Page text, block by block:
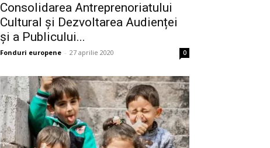
Consolidarea Antreprenoriatului
Cultural și Dezvoltarea Audienței
și a Publicului...
Fonduri europene - 27 aprilie 2020 0